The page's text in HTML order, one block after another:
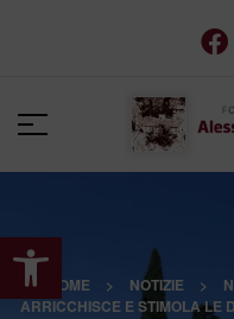
Apri la barra degli strumenti
HOME > NOTIZIE >
ARRICCHISCE E STIMOLA LE